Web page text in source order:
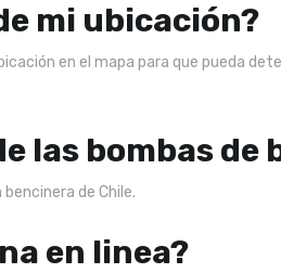
mi ubicación?
en el mapa para que pueda
las bombas de
de Chile.
en linea?